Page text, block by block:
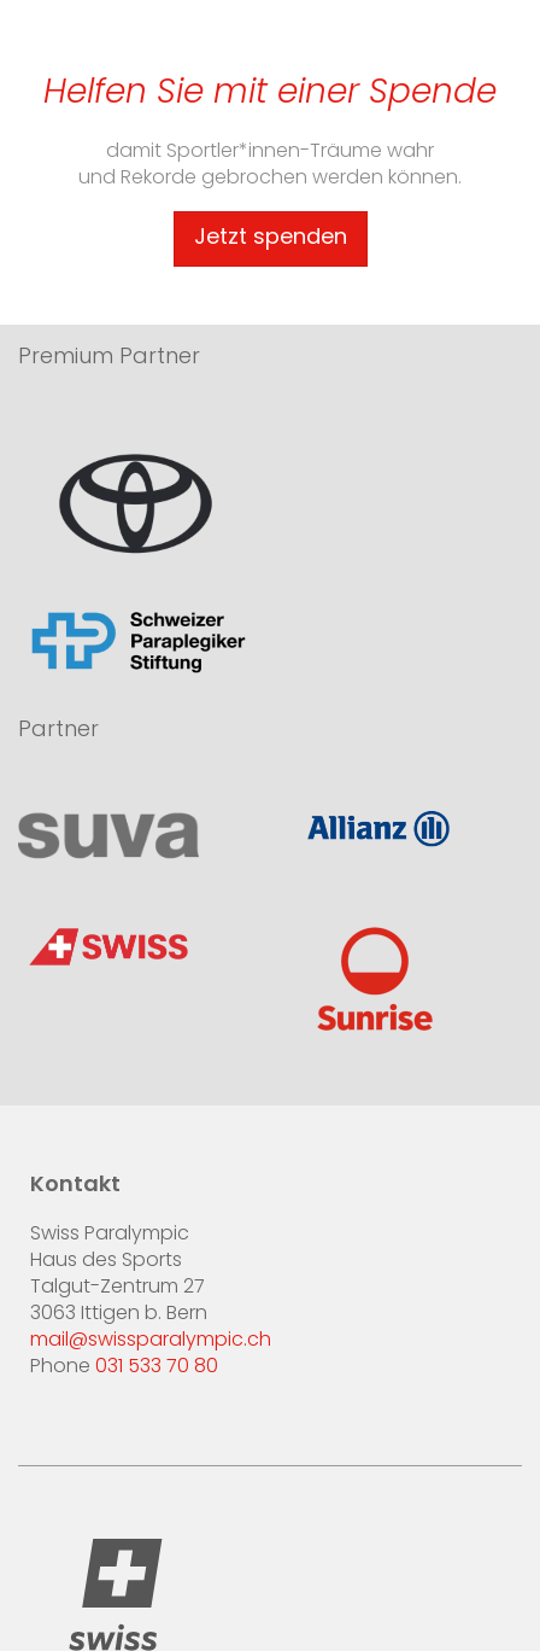
Helfen Sie mit einer Spende
damit Sportler*innen-Träume wahr
und Rekorde gebrochen werden können.
Jetzt spenden
Premium Partner
Partner
Kontakt
Swiss Paralympic
Haus des Sports
Talgut-Zentrum 27
3063 Ittigen b. Bern
mail@swissparalympic.ch
Phone 031 533 70 80